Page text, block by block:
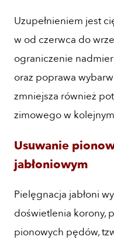
Uzupełnieniem jest
w od czerwca do
ograniczenie
oraz poprawa
zmniejsza również
zimowego w
Usuwanie
jabłoniowym
Pielęgnacja jabłoni
doświetlenia korony,
pionowych pędów,